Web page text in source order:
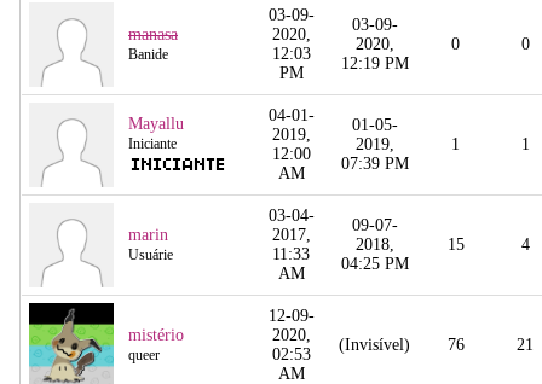
manasa
Banide
03-09-
2020,
12:03
PM
03-09-
2020,
12:19 PM
0 0
Mayallu
Iniciante
04-01-
2019,
12:00
AM
01-05-
2019,
07:39 PM
1 1
marin
Usuárie
03-04-
2017,
11:33
AM
09-07-
2018,
04:25 PM
15 4
mistério
queer
12-09-
2020,
02:53
AM
(Invisível) 76 21